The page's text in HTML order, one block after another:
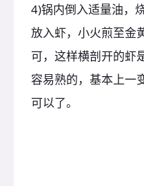
4)锅内倒入适量油，
放入虾，小火煎至金
可，这样横剖开的虾
容易熟的，基本上一
可以了。